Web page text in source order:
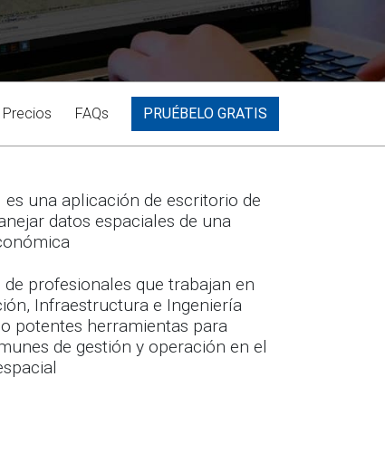
Precios FAQs PRUÉBELO GRATIS
es una aplicación de escritorio de
datos espaciales de una
profesionales que trabajan en
Infraestructura e Ingeniería
potentes herramientas para
de gestión y operación en el